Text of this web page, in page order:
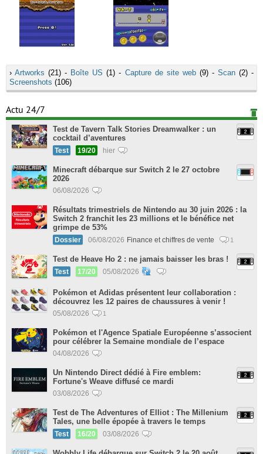
›Artworks (21) - Boîte US (1) - Capture de site web(9) - Scan(2) -
Screenshots (106)
Actu 24/7
Test de Tavern Talk Stories Dreamwalker : un
cocktail d’aventures
Test 19/20 hier
Minecraft débarque sur Switch 2 le 27 octobre
2026
06/08/2026
Résultats trimestriels de Nintendo au 30 juin 2026 : la
Switch 2 franchit les 23 millions et le bénéfice net
grimpe de 53%
Dossier 06/08/2026 Finance et chiffres de vente 1
Test de Heave Ho 2 : ne jamais baisser les bras !
Test 17/20 05/08/2026
Pokémon et Adidas présentent leur collaboration :
découvrez les 12 paires de chaussures à venir !
05/08/2026 1
Pokémon et l'Agence Spatiale Européenne s’associent
pour célébrer la Semaine mondiale de l’espace
04/08/2026
Un Nintendo Direct dédié à Fire emblem:
Fortune's Weave diffusé ce mardi
03/08/2026
Test de The Adventures of Elliot : The Millenium
Tales, une belle épopée à travers le temps
Test 16/20 03/08/2026